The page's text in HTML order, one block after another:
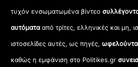
τυχόν ενσωματωμένα βίντεο
αυτόματααπό τρίτες, ελληνικές και μη,
ιστοσελίδες αυτές, ως πηγές,
καθώς η εμφάνιση στο Politikes.gr